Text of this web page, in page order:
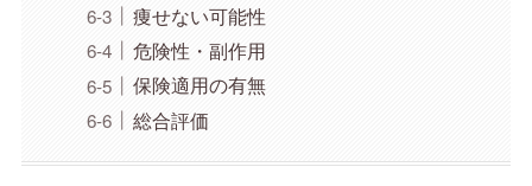
痩せない可能性
危険性・副作用
保険適用の有無
総合評価